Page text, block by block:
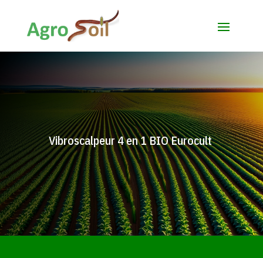
Vibroscalpeur 4 en 1 BIO Eurocult